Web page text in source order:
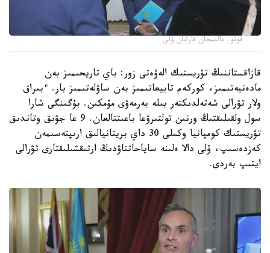
فوتو: عالىمجان قارامان ۇلى
قازاقستاننىڭ تۋريستىك الەۋەتى زور: باي تاريحىمىز بەن
مادەنيەتىمىز، كوركەم تابيعاتىمىز بەن ساۋلەتىمىز بار. ءبىراق
ولار تۋرالى شەتەلدىكتەر بىلە بەرمەۋى مۇمكىن. بۇگىنگى شارا
سول ولقىلىقتىڭ ورنىن تولتىرۋعا باعىتتالعان. 9 عا جۋىق وتاندىق
تۋريستىك كومپانيا وكىلى 30 داي بريتانيالىق ارىپتەسىمەن
كەزدەسىپ، ۇلى دالا ەلىنە ساياحاتتاۋدىڭ ارتىقشىلىقتارى تۋرالى
ايتىپ بەردى.